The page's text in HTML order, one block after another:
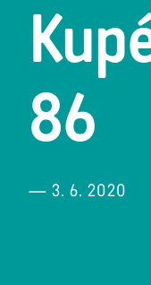
86
— 3. 6. 2020